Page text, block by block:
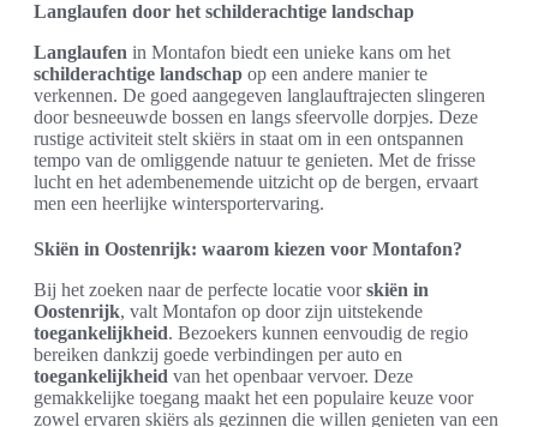
Langlaufen door het schilderachtige landschap
Langlaufen in Montafon biedt een unieke kans om het
schilderachtige landschap op een andere manier te
verkennen. De goed aangegeven langlauftrajecten slingeren
door besneeuwde bossen en langs sfeervolle dorpjes. Deze
rustige activiteit stelt skiërs in staat om in een ontspannen
tempo van de omliggende natuur te genieten. Met de frisse
lucht en het adembenemende uitzicht op de bergen, ervaart
men een heerlijke wintersportervaring.
Skiën in Oostenrijk: waarom kiezen voor Montafon?
Bij het zoeken naar de perfecte locatie voorskiën in
Oostenrijk, valt Montafon op door zijn uitstekende
toegankelijkheid. Bezoekers kunnen eenvoudig de regio
bereiken dankzij goede verbindingen per auto en
toegankelijkheid van het openbaar vervoer. Deze
gemakkelijke toegang maakt het een populaire keuze voor
zowel ervaren skiërs als gezinnen die willen genieten van een